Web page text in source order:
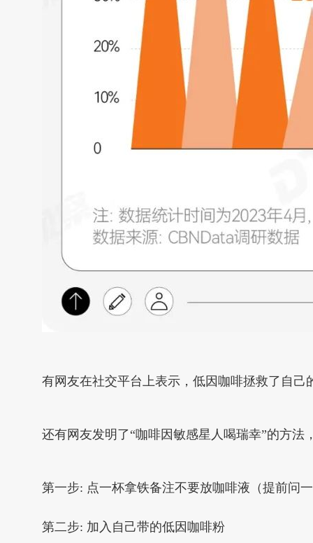
有网友在社交平台上表示，低因咖啡拯救了自
还有网友发明了“咖啡因敏感星人喝瑞幸”的方
第一步: 点一杯拿铁备注不要放咖啡液（提前问
第二步: 加入自己带的低因咖啡粉